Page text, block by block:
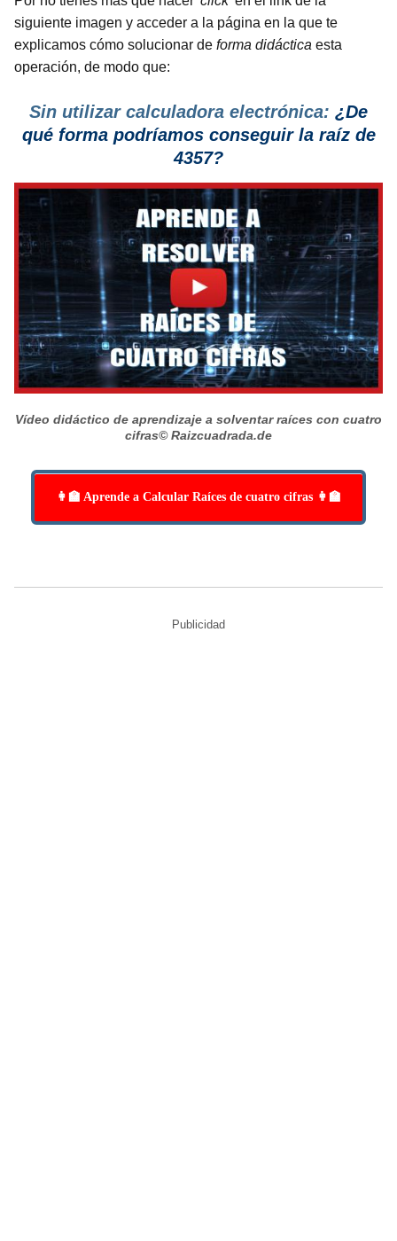
siguiente imagen y acceder a la página en la que te
explicamos cómo solucionar de forma didáctica esta
operación, de modo que:
Sin utilizar calculadora electrónica: ¿De
qué forma podríamos conseguir la raíz de
4357?
Vídeo didáctico de aprendizaje a solventar raíces con cuatro
cifras© Raizcuadrada.de
👩‍🏫 Aprende a Calcular Raíces de cuatro cifras 👩‍🏫
Publicidad